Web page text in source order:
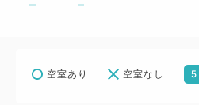
・寝具を利用されるお子様は
空室あり 空室なし 5